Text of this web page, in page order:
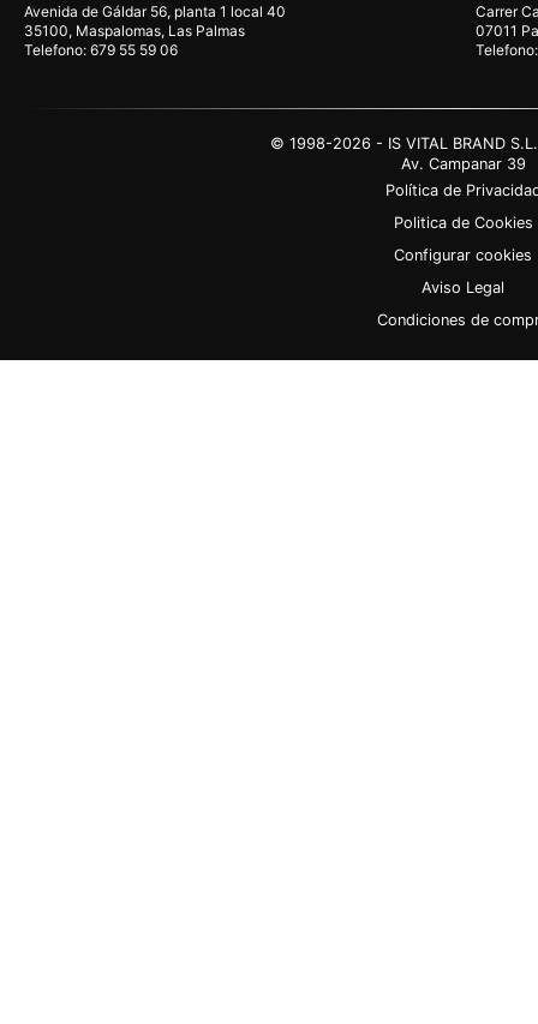
Avenida de Gáldar 56, planta 1 local 40
35100, Maspalomas, Las Palmas
Telefono: 679 55 59 06
Carrer
07011
© 1998-2026 - IS VITAL BRAND
Av. Campanar 39
Política de
Politica de Cookies
Configurar cookies
Aviso Legal
Condiciones de